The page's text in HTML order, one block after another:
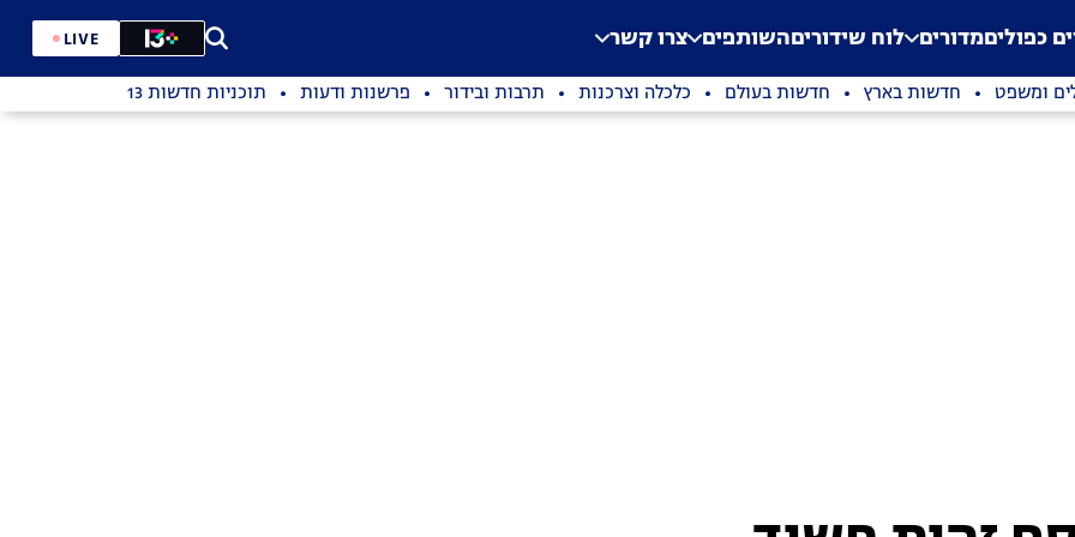
Application error: a
. כפוליםמדורים לוח שידוריםהשותפים צרו קשר LIVE
ומשפט חדשות בארץ חדשות בעולם כלכלה וצרכנות תרבות ובידור פרשנות ודעות תוכניות חדשות 13